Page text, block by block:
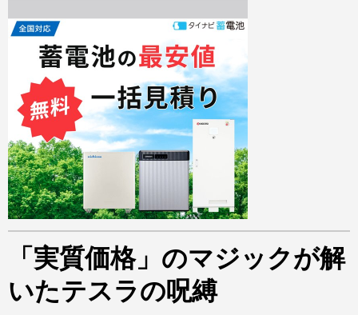
「実質価格」のマジックが解
いたテスラの呪縛